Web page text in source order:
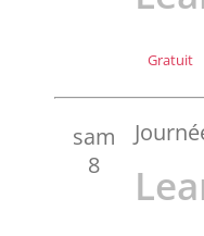
Gratuit
sam
8